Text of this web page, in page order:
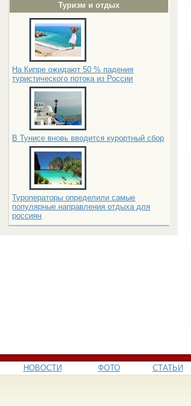
Туризм и отдых
На Кипре ожидают 50 % падения
туристического потока из России
В Тунисе вновь вводится курортный сбор
Туроператоры определили самые
популярные направления отдыха для
россиян
НОВОСТИ ФОТО СТАТЬИ